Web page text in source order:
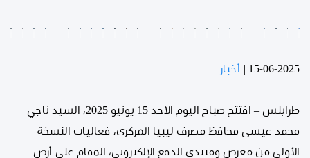
15-06-2025 أخبار
طرابلس – افتتح صباح اليوم الأحد 15 يونيو 2025، السيد ناجي
محمد عيسى محافظ مصرف ليبيا المركزي، فعاليات النسخة
الأولى من معرض ومنتدى الدفع الإلكتروني، المقام على أرض